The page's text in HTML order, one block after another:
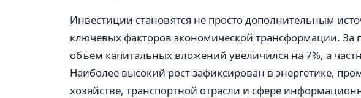
Инвестиции становятся не просто дополнительным
ключевых факторов экономической трансформации. За
объем капитальных вложений увеличился на 7%, а
Наиболее высокий рост зафиксирован в энергетике,
хозяйстве, транспортной отрасли и сфере